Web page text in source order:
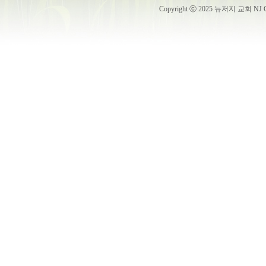
Copyright ⓒ 2025 뉴저지 교회 NJ